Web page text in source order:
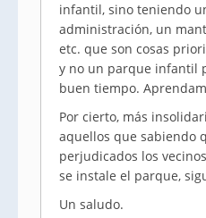
infantil, sino teniendo
administración, un
etc. que son cosas
y no un parque infantil
buen tiempo.
Por cierto, más
aquellos que sabiendo
perjudicados los
se instale el parque,
Un saludo.